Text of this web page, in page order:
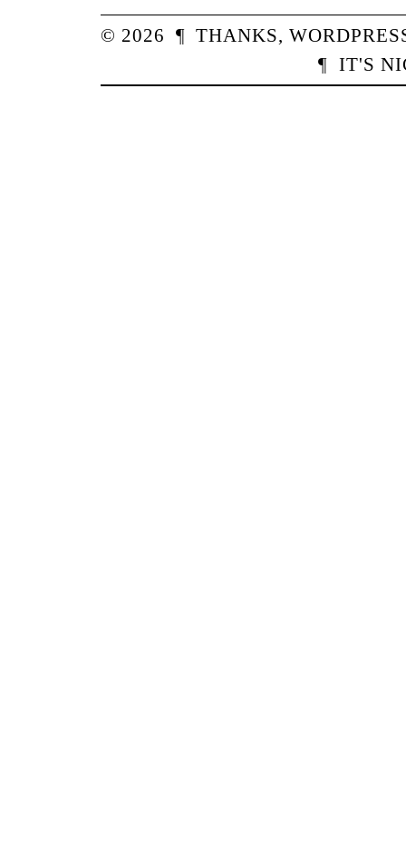
© 2026 ¶ THANKS,
¶ IT'S